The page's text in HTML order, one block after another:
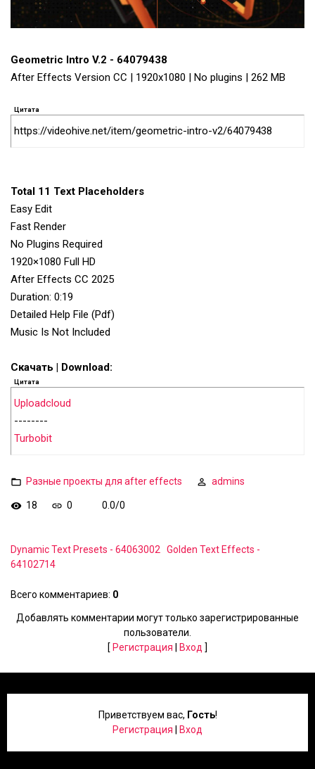
Geometric Intro V.2 - 64079438
After Effects Version CC | 1920x1080 | No plugins | 262 MB
Цитата
https://videohive.net/item/geometric-intro-v2/64079438
Total 11 Text Placeholders
Easy Edit
Fast Render
No Plugins Required
1920×1080 Full HD
After Effects CC 2025
Duration: 0:19
Detailed Help File (Pdf)
Music Is Not Included
Скачать | Download:
Цитата
Uploadcloud
--------
Turbobit
Разные проекты для after effects admins
18 0 0.0/0
Dynamic Text Presets - 64063002
Golden Text Effects -
64102714
Всего комментариев: 0
Добавлять комментарии могут только зарегистрированные
пользователи.
[ Регистрация Вход ]
Приветствуем вас, Гость!
Регистрация
Вход